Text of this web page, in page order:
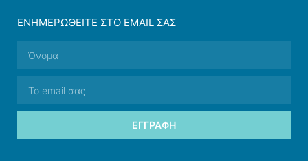
ΕΝΗΜΕΡΩΘΕΊΤΕ ΣΤΟ EMAIL ΣΑΣ
ΕΓΓΡΑΦΉ